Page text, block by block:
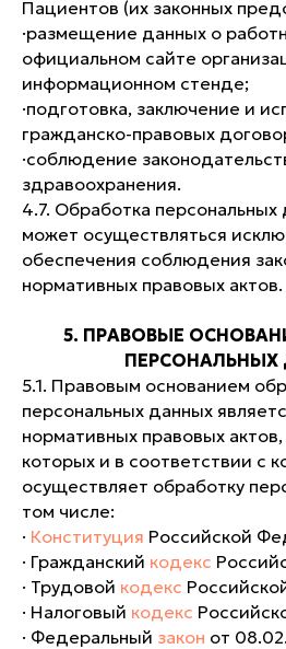
Пациентов (их законных
·размещение данных о
официальном сайте
информационном стенде;
·подготовка, заключение и
гражданско-правовых
·соблюдение
здравоохранения.
4.7. Обработка персональных
может осуществляться
обеспечения соблюдения
нормативных правовых актов.
5. ПРАВОВЫЕ
5.1. Правовым основанием
персональных данных
нормативных правовых
которых и в соответствии с
осуществляет обработку
том числе:
· Конституция Российской
· Гражданский кодекс
· Трудовой кодекс
· Налоговый кодекс
· Федеральный закон от